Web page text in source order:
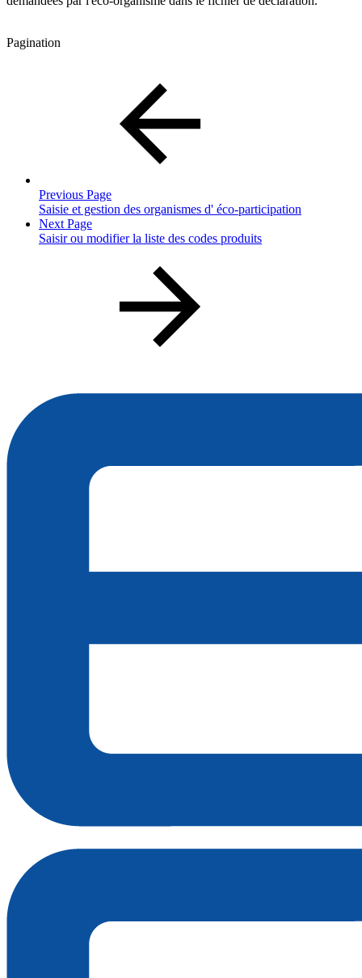
Pagination
Previous Page
Saisie et gestion des organismes d' éco-participation
Next Page
Saisir ou modifier la liste des codes produits